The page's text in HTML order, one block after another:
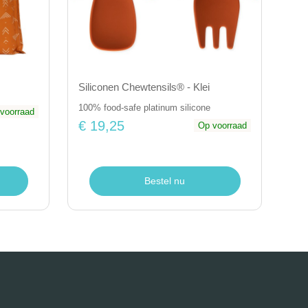
Siliconen Chewtensils® - Klei
100% food-safe platinum silicone
€ 19,25 Op voorraad
Bestel nu